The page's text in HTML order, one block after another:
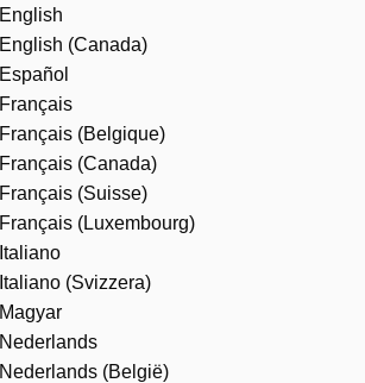
English
English (Canada)
Español
Français
Français (Belgique)
Français (Canada)
Français (Suisse)
Français (Luxembourg)
Italiano
Italiano (Svizzera)
Magyar
Nederlands
Nederlands (België)